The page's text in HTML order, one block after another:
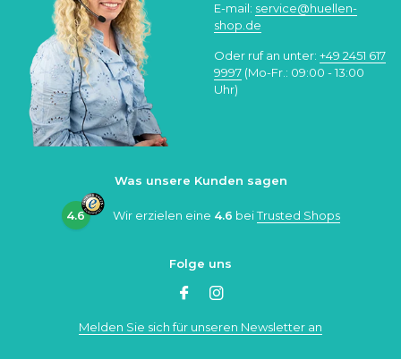
E-mail: service@huellen-
shop.de
Oder ruf an unter: +49 2451 617
9997 (Mo-Fr.: 09:00 - 13:00
Uhr)
Was unsere Kunden sagen
4.6 Wir erzielen eine 4.6 beiTrusted Shops
Folge uns
Melden Sie sich für unseren Newsletter an